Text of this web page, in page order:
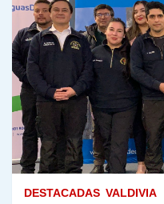
DESTACADAS VALDIVIA